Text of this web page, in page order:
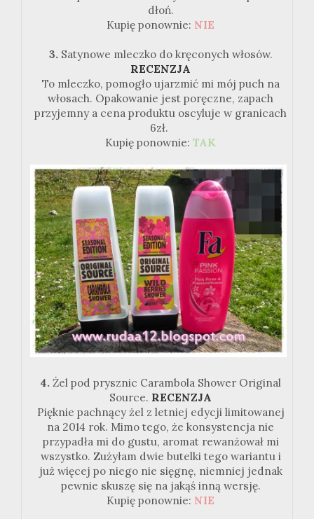
dłoń.
Kupię ponownie: NIE
3. Satynowe mleczko do kręconych włosów.
RECENZJA
To mleczko, pomogło ujarzmić mi mój puch na
włosach. Opakowanie jest poręczne, zapach
przyjemny a cena produktu oscyluje w granicach
6zł.
Kupię ponownie: TAK
4. Żel pod prysznic Carambola Shower Original
Source. RECENZJA
Pięknie pachnący żel z letniej edycji limitowanej
na 2014 rok. Mimo tego, że konsystencja nie
przypadła mi do gustu, aromat rewanżował mi
wszystko. Zużyłam dwie butelki tego wariantu i
już więcej po niego nie sięgnę, niemniej jednak
pewnie skuszę się na jakąś inną wersję.
Kupię ponownie: NIE